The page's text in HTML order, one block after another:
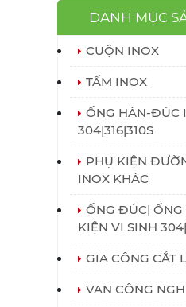
DANH MỤC
CUỘN INOX
TẤM INOX
ỐNG HÀN-ĐÚC
304|316|310S
PHỤ KIỆN
INOX KHÁC
ỐNG ĐÚC| ỐNG
KIỆN VI SINH
GIA CÔNG CẮT
VAN CÔNG